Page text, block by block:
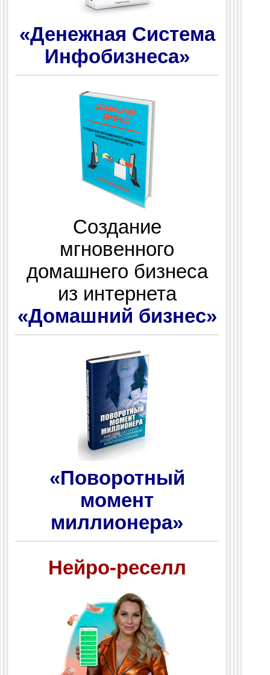
«Денежная Система
Инфобизнеса»
Создание
мгновенного
домашнего бизнеса
из интернета
«Домашний бизнес»
«Поворотный
момент
миллионера»
Нейро-реселл